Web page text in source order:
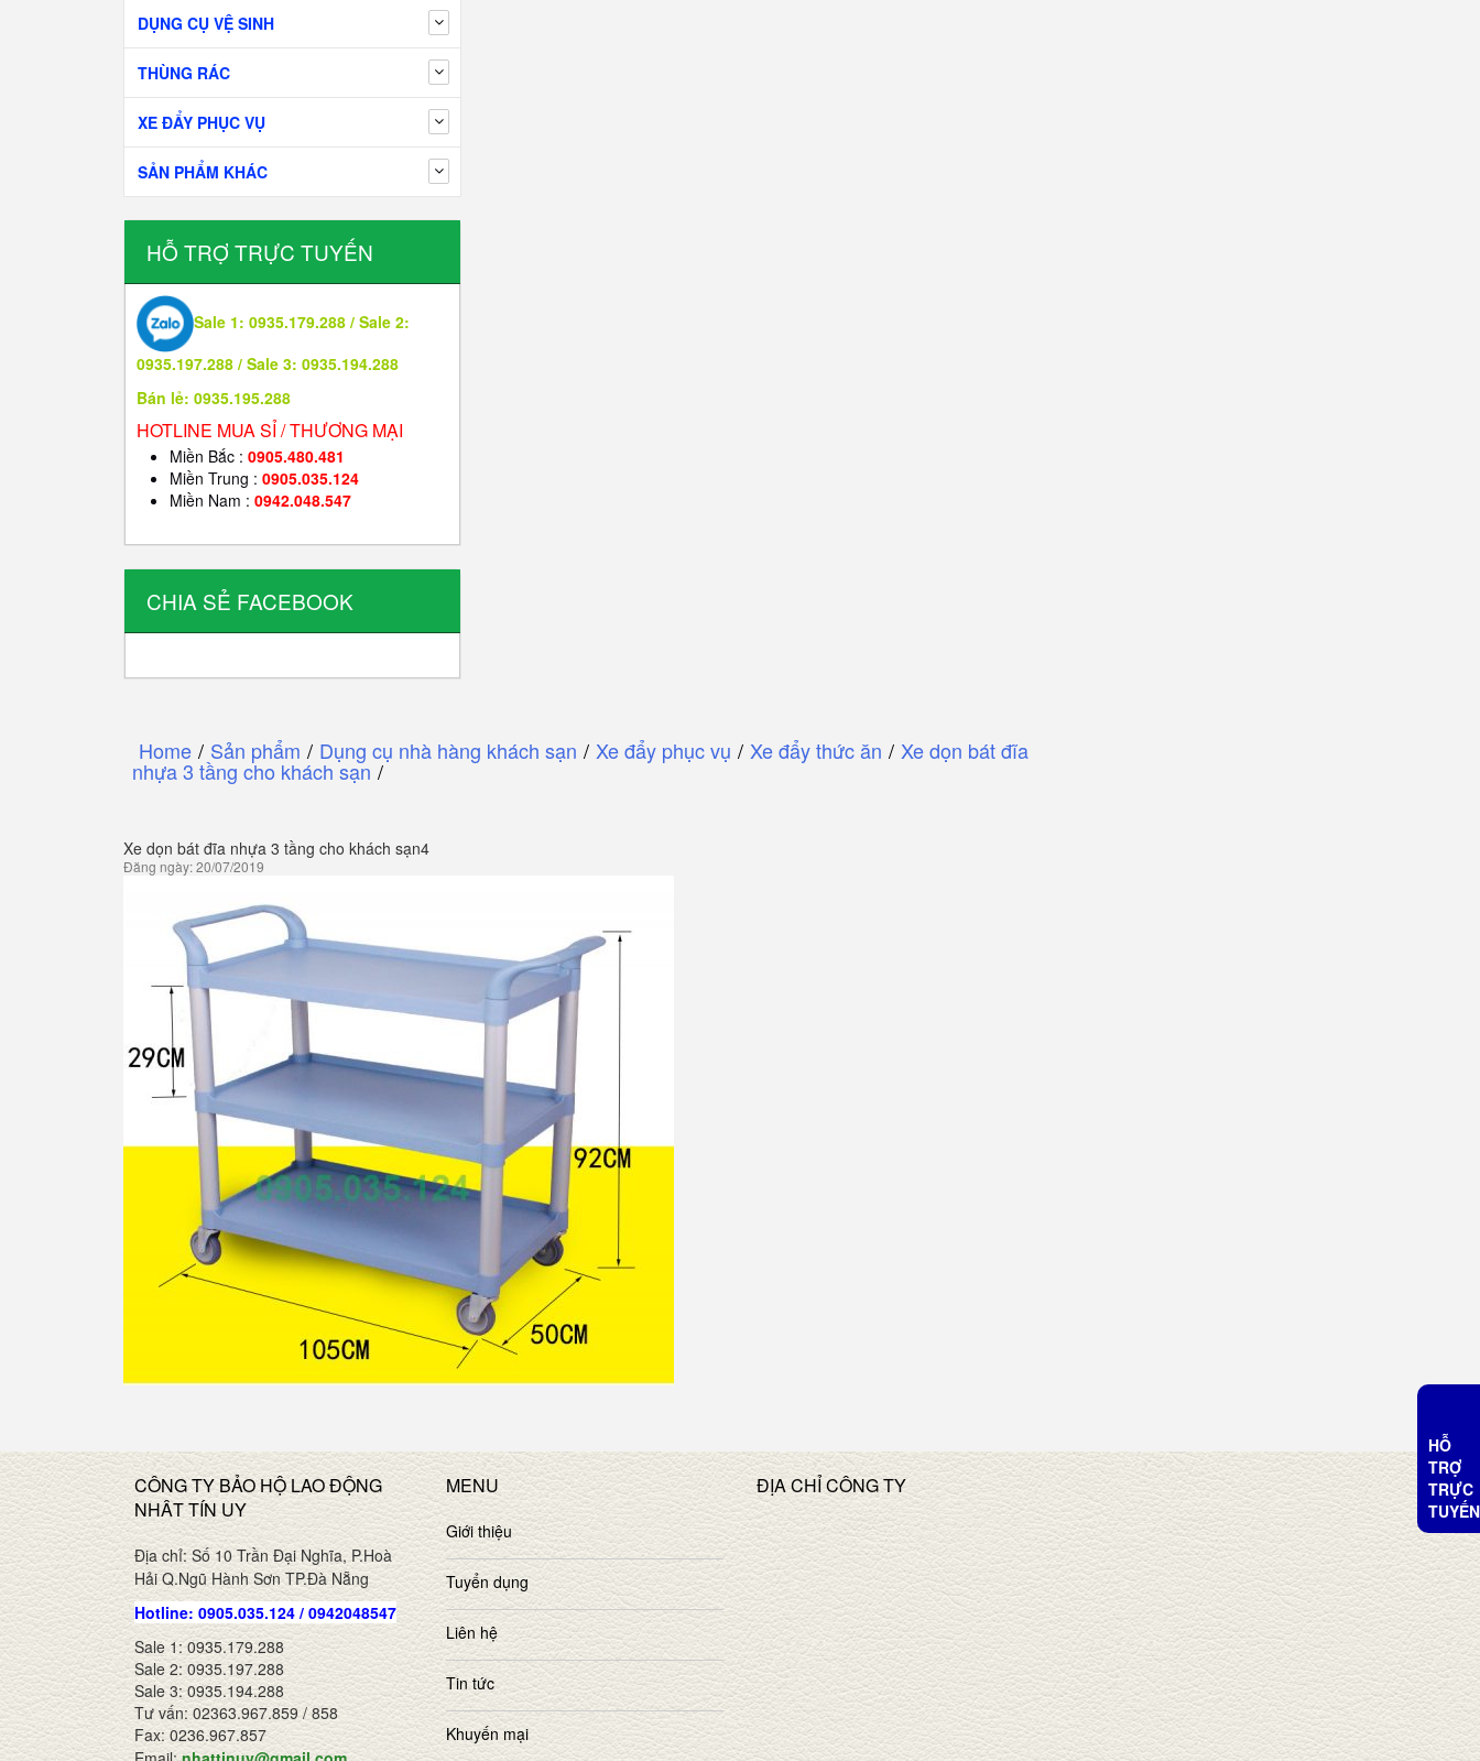
DỤNG CỤ VỆ SINH
THÙNG RÁC
XE ĐẨY PHỤC VỤ
SẢN PHẨM KHÁC
HỖ TRỢ TRỰC TUYẾN
Sale 1: 0935.179.288 / Sale 2:
0935.197.288 / Sale 3: 0935.194.288
Bán lẻ: 0935.195.288
HOTLINE MUA SỈ / THƯƠNG MẠI
Miền Bắc : 0905.480.481
Miền Trung : 0905.035.124
Miền Nam : 0942.048.547
CHIA SẺ FACEBOOK
Home / Sản phẩm / Dụng cụ nhà hàng khách sạn / Xe đẩy phục vụ / Xe đẩy thức ăn / Xe dọn bát đĩa
nhựa 3 tầng cho khách sạn /
Xe dọn bát đĩa nhựa 3 tầng cho khách sạn4
Đăng ngày: 20/07/2019
CÔNG TY BẢO HỘ LAO ĐỘNG
NHÂT TÍN UY
Địa chỉ: Số 10 Trần Đại Nghĩa, P.Hoà
Hải Q.Ngũ Hành Sơn TP.Đà Nẵng
Hotline: 0905.035.124 / 0942048547
Sale 1: 0935.179.288
Sale 2: 0935.197.288
Sale 3: 0935.194.288
Tư vấn: 02363.967.859 / 858
Fax: 0236.967.857
MENU
Giới thiệu
Tuyển dụng
Liên hệ
Tin tức
Khuyến mại
ĐỊA CHỈ CÔNG TY
HỖ
TRỢ
TRỰC
TUYẾN